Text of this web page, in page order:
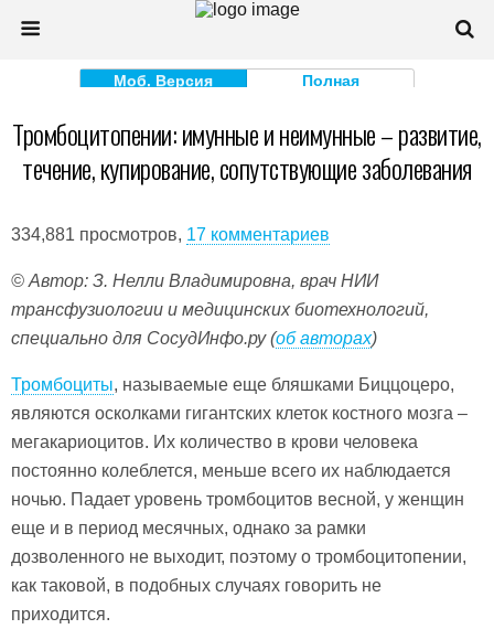
Моб. Версия Полная
Тромбоцитопении: имунные и неимунные – развитие,
течение, купирование, сопутствующие заболевания
334,881 просмотров, 17 комментариев
© Автор: З. Нелли Владимировна, врач НИИ
трансфузиологии и медицинских биотехнологий,
специально для СосудИнфо.ру (об авторах)
Тромбоциты, называемые еще бляшками Биццоцеро,
являются осколками гигантских клеток костного мозга –
мегакариоцитов. Их количество в крови человека
постоянно колеблется, меньше всего их наблюдается
ночью. Падает уровень тромбоцитов весной, у женщин
еще и в период месячных, однако за рамки
дозволенного не выходит, поэтому о тромбоцитопении,
как таковой, в подобных случаях говорить не
приходится.